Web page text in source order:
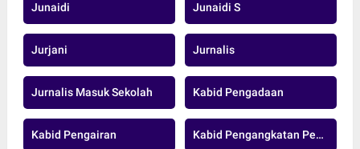
Junaidi Junaidi S
Jurjani Jurnalis
Jurnalis Masuk Sekolah Kabid Pengadaan
Kabid Pengairan Kabid Pengangkatan Pegawai Pensiun Dan Data ASN BKD MUARO JAMBI.